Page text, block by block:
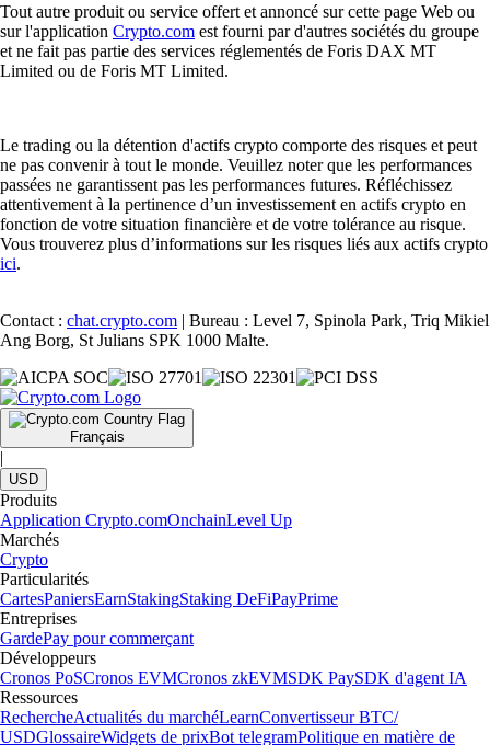
Tout autre produit ou service offert et annoncé sur cette page Web ou
sur l'application Crypto.com est fourni par d'autres sociétés du groupe
et ne fait pas partie des services réglementés de Foris DAX MT
Limited ou de Foris MT Limited.
Le trading ou la détention d'actifs crypto comporte des risques et peut
ne pas convenir à tout le monde. Veuillez noter que les performances
passées ne garantissent pas les performances futures. Réfléchissez
attentivement à la pertinence d’un investissement en actifs crypto en
fonction de votre situation financière et de votre tolérance au risque.
Vous trouverez plus d’informations sur les risques liés aux actifs crypto
ici.
Contact : chat.crypto.com | Bureau : Level 7, Spinola Park, Triq Mikiel
Ang Borg, St Julians SPK 1000 Malte.
Français
|
USD
Produits
Application Crypto.comOnchainLevel Up
Marchés
Crypto
Particularités
CartesPaniersEarnStakingStaking DeFiPayPrime
Entreprises
GardePay pour commerçant
Développeurs
Cronos PoSCronos EVMCronos zkEVMSDK PaySDK d'agent IA
Ressources
RechercheActualités du marchéLearnConvertisseur BTC/
USDGlossaireWidgets de prixBot telegramPolitique en matière de